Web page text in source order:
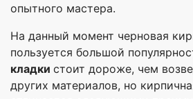
опытного мастера.
На данный момент черновая
пользуется большой
кладки стоит дороже, чем
других материалов, но